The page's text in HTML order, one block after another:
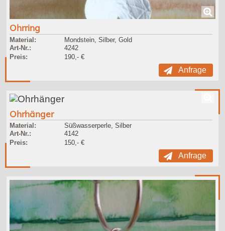
Ohrring
Material:
Mondstein, Silber, Gold
Art-Nr.:
4242
Preis:
190,- €
Anfrage
Ohrhänger
Material:
Süßwasserperle, Silber
Art-Nr.:
4142
Preis:
150,- €
Anfrage